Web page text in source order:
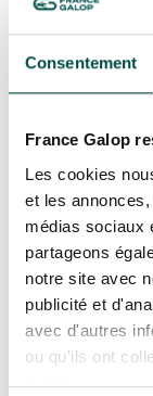
Consentement
France Galop
Les cookies
et les
médias sociaux
partageons
notre site avec
publicité et
avec d'autres
ou qu'ils ont
services.